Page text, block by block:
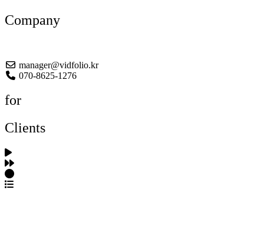
Company
manager@vidfolio.kr
070-8625-1276
for
Clients